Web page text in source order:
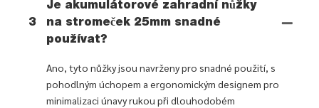
3
Je akumulátorové zahradní nůžky
na stromeček 25mm snadné
používat?
Ano, tyto nůžky jsou navrženy pro snadné použití, s
pohodlným úchopem a ergonomickým designem pro
minimalizaci únavy rukou při dlouhodobém